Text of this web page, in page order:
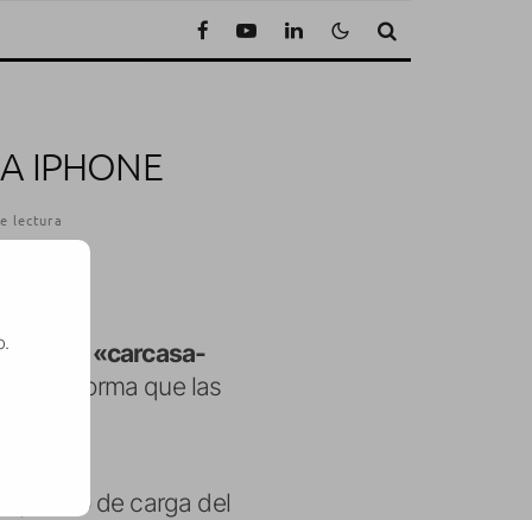
IPHONE
lectura
de «carcasa-
forma que las
puerto de carga del